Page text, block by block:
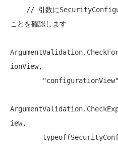
// 引数に
ことを確認します
ionView,
"configurationView"
iew,
typeof